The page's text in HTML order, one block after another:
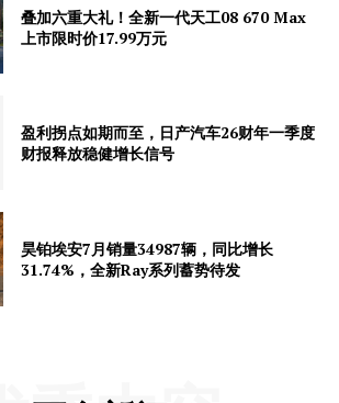
叠加六重大礼！全新一代天工08 670 Max
上市限时价17.99万元
盈利拐点如期而至，日产汽车26财年一季度
财报释放稳健增长信号
昊铂埃安7月销量34987辆，同比增长
31.74%，全新Ray系列蓄势待发